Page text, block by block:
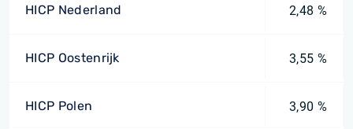
HICP Nederland 2,48 %
HICP Oostenrijk 3,55 %
HICP Polen 3,90 %